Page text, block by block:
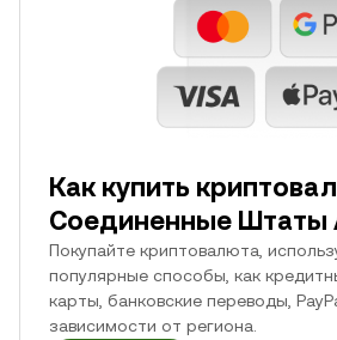
Как купить
Соединенные Штаты
Покупайте криптовалюта,
популярные способы, как
карты, банковские переводы,
зависимости от региона.